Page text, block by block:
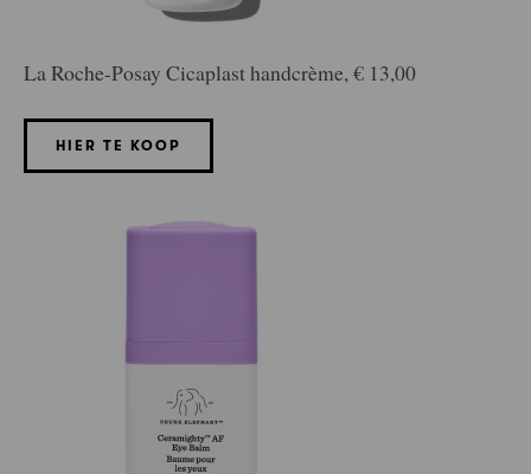
La Roche-Posay Cicaplast handcrème, € 13,00
HIER TE KOOP